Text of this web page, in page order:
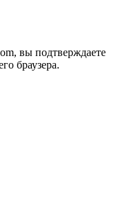
вы подтверждаете
браузера.